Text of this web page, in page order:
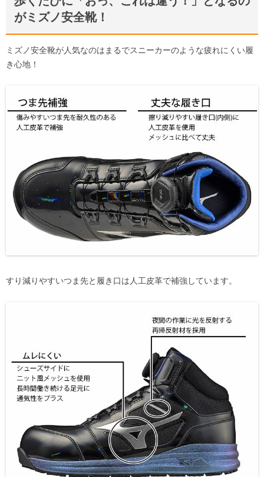
がミズノ安全靴！
ミズノ安全靴が人気なのはまるでスニーカーのような疲れにくい履
き心地！
すり減りやすいつま先と履き口は人工皮革で補強しています。